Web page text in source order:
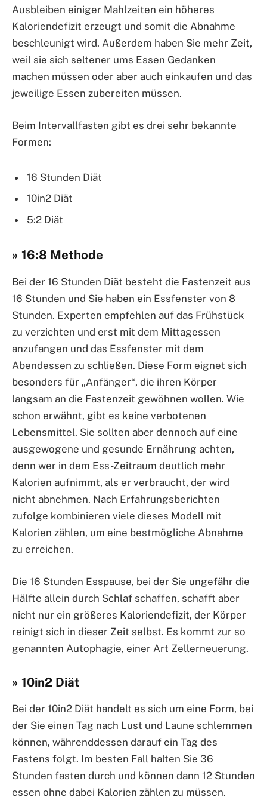
Ausbleiben einiger Mahlzeiten ein höheres
Kaloriendefizit erzeugt und somit die Abnahme
beschleunigt wird. Außerdem haben Sie mehr Zeit,
weil sie sich seltener ums Essen Gedanken
machen müssen oder aber auch einkaufen und das
jeweilige Essen zubereiten müssen.
Beim Intervallfasten gibt es drei sehr bekannte
Formen:
16 Stunden Diät
10in2 Diät
5:2 Diät
» 16:8 Methode
Bei der 16 Stunden Diät besteht die Fastenzeit aus
16 Stunden und Sie haben ein Essfenster von 8
Stunden. Experten empfehlen auf das Frühstück
zu verzichten und erst mit dem Mittagessen
anzufangen und das Essfenster mit dem
Abendessen zu schließen. Diese Form eignet sich
besonders für „Anfänger“, die ihren Körper
langsam an die Fastenzeit gewöhnen wollen. Wie
schon erwähnt, gibt es keine verbotenen
Lebensmittel. Sie sollten aber dennoch auf eine
ausgewogene und gesunde Ernährung achten,
denn wer in dem Ess-Zeitraum deutlich mehr
Kalorien aufnimmt, als er verbraucht, der wird
nicht abnehmen. Nach Erfahrungsberichten
zufolge kombinieren viele dieses Modell mit
Kalorien zählen, um eine bestmögliche Abnahme
zu erreichen.
Die 16 Stunden Esspause, bei der Sie ungefähr die
Hälfte allein durch Schlaf schaffen, schafft aber
nicht nur ein größeres Kaloriendefizit, der Körper
reinigt sich in dieser Zeit selbst. Es kommt zur so
genannten Autophagie, einer Art Zellerneuerung.
» 10in2 Diät
Bei der 10in2 Diät handelt es sich um eine Form, bei
der Sie einen Tag nach Lust und Laune schlemmen
können, währenddessen darauf ein Tag des
Fastens folgt. Im besten Fall halten Sie 36
Stunden fasten durch und können dann 12 Stunden
essen ohne dabei Kalorien zählen zu müssen.